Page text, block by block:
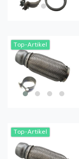
Top-Artikel
Top-Artikel